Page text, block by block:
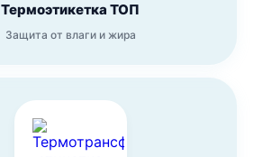
Термоэтикетка ТОП
Защита от влаги и жира